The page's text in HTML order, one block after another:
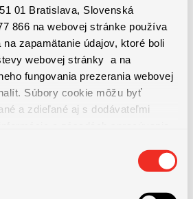
01 Bratislava, Slovenská
866 na webovej stránke používa
zapamätanie údajov, ktoré boli
webovej stránky a na
fungovania prezerania webovej
Súbory cookie môžu byť
a zdieľané aj s dodávateľmi
6 týždňoch)
výšky 160 €
výkonu, individuálnych výsledkov,